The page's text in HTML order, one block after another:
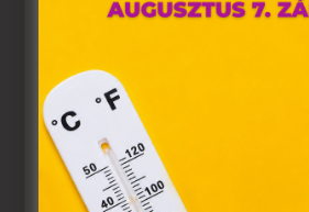
A „sütiket" az elektronikus hírközlésről
törvény, az elektronikus
információs társadalommal
egyes kérdéseiről szóló 2001. évi
az Európai Unió előírásainak
Azon weblapoknak, melyek az
belül működnek, a „sütik"
felhasználó számítógépén vagy
tárolásához a felhasználók